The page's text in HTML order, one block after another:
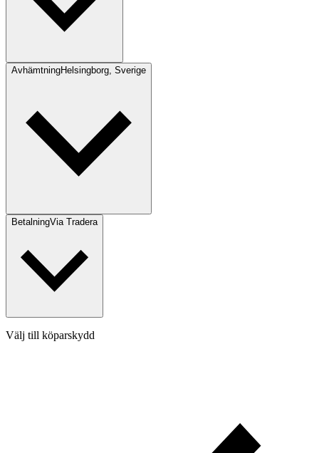
AvhämtningHelsingborg, Sverige
BetalningVia Tradera
Välj till köparskydd